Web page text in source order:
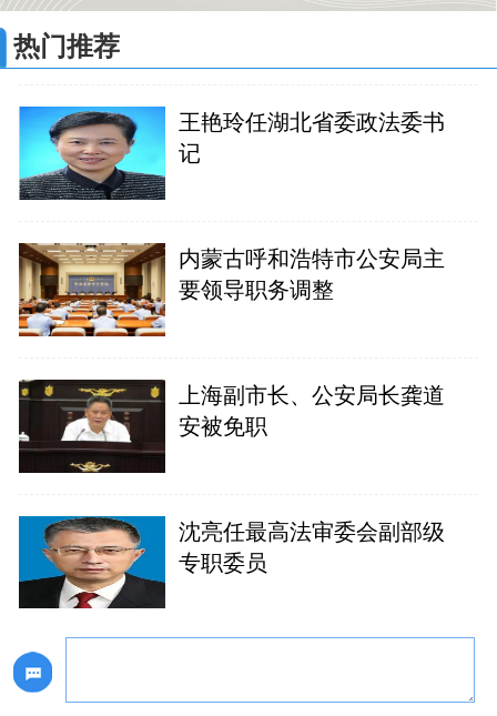
热门推荐
王艳玲任湖北省委政法委书
记
内蒙古呼和浩特市公安局主
要领导职务调整
上海副市长、公安局长龚道
安被免职
沈亮任最高法审委会副部级
专职委员